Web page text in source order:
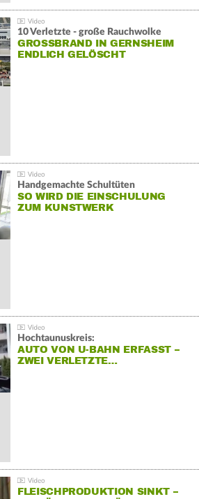
10 Verletzte - große Rauchwolke
GROSSBRAND IN GERNSHEIM E
NDLICH GELÖSCHT
Handgemachte Schultüten
SO WIRD DIE EINSCHULUNG
ZUM KUNSTWERK
Hochtaunuskreis:
AUTO VON U-BAHN ERFASST –
ZWEI VERLETZTE…
FLEISCHPRODUKTION SINKT –